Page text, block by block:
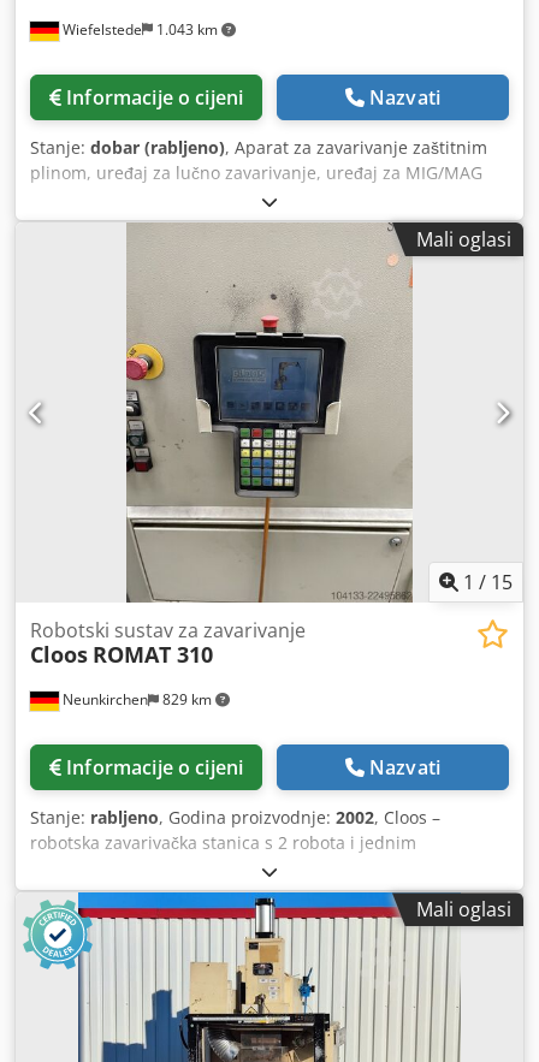
Wiefelstede 1.043 km
Informacije o cijeni Nazvati
Stanje: dobar (rabljeno), Aparat za zavarivanje zaštitnim
plinom, uređaj za lučno zavarivanje, uređaj za MIG/MAG
zavarivanje, uređaj za pulsno zavarivanje, inverter za
zavarivanje, uređaj za impulzno zavarivanje -Proizvođač:
Ess, aparat za zavarivanje zaštitnim plinom MIG-MAG -Tip:
E1-3300 -Maksimalna snaga zavarivanja: 330 A -Oprema:
vodeno hlađenje, daljinski upravljač -Dodatna oprema: set
crijeva, kabel za uzemljenje (vidi fotografije) -Dimenzije:
1020/520/V980 mm Dkedpfozrt E Usx Adrer -Težina: 116 kg
Mali oglasi
1 / 15
Neunkirchen 829 km
Robotski sustav za zavarivanje
Cloos ROMAT 310
Informacije o cijeni Nazvati
Stanje: rabljeno, Godina proizvodnje: 2002, Cloos –
robotska zavarivačka stanica s 2 robota i jednim
rotirajućim pozicionerom za MIG zavarivanje s TEKA
sustavom za filtriranje dima. Tip robota: ROMAT 310 Broj
osi: 6 Nosivost: 10 kg Ponovljivost: ± 0,1 mm Radni prostor
(sferični): cca. Ø 4100 mm Upravljački sustav: ROTROL II
(ručna programerska jedinica je neispravna) Mehaničko
čišćenje zavarivačke glave: CMR Izvor struje za zavarivanje:
GLC 353 Quinto Profi Pogonski uređaj za žicu: CK 78 A/R
Sustav pogona žice: DUO – DRIVE Komplet priključnih
Mali oglasi